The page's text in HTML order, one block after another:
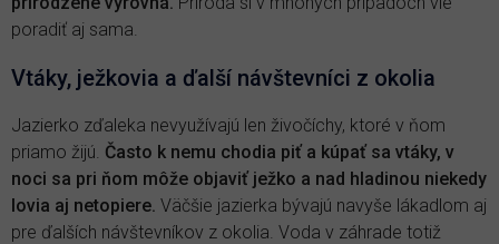
poradiť aj sama.
Vtáky, ježkovia a ďalší návštevníci z okolia
Jazierko zďaleka nevyužívajú len živočíchy, ktoré v ňom
priamo žijú. Často k nemu chodia piť a kúpať sa vtáky, v
noci sa pri ňom môže objaviť ježko a nad hladinou niekedy
lovia aj netopiere. Väčšie jazierka bývajú navyše lákadlom aj
pre ďalších návštevníkov z okolia. Voda v záhrade totiž